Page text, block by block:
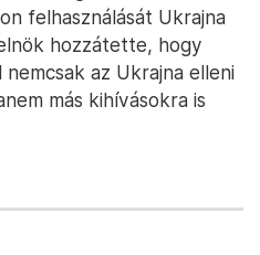
felhasználását Ukrajna
hozzátette, hogy
az Ukrajna elleni
más kihívásokra is